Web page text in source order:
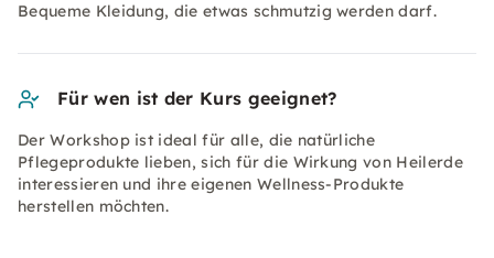
Bequeme Kleidung, die etwas schmutzig werden darf.
Für wen ist der Kurs geeignet?
Der Workshop ist ideal für alle, die natürliche
Pflegeprodukte lieben, sich für die Wirkung von Heilerde
interessieren und ihre eigenen Wellness-Produkte
herstellen möchten.